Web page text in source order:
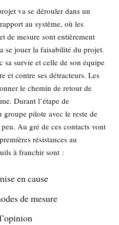
va se dérouler dans un
au système, où les
de mesure sont entièrement
se jouer la faisabilité du projet.
sa survie et celle de son équipe
et contre ses détracteurs. Les
le chemin de retour de
Durant l’étape de
pilote avec le reste de
Au gré de ces contacts vont
résistances au
à franchir sont :
en cause
de mesure